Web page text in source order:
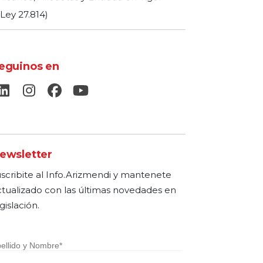
27.814)
en
al Info.Arizmendi y mantenete
con las últimas novedades en